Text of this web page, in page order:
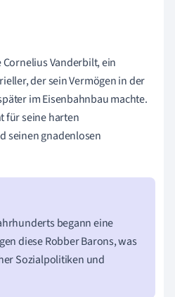
Cornelius Vanderbilt, ein
der sein Vermögen in der
im Eisenbahnbau machte.
für seine harten
seinen gnadenlosen
begann eine
diese Robber Barons, was
Sozialpolitiken und